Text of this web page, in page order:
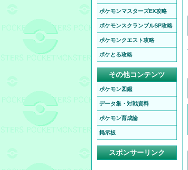
ポケモンマスターズEX攻略
ポケモンスクランブルSP攻略
ポケモンクエスト攻略
ポケとる攻略
その他コンテンツ
ポケモン図鑑
データ集・対戦資料
ポケモン育成論
掲示板
スポンサーリンク